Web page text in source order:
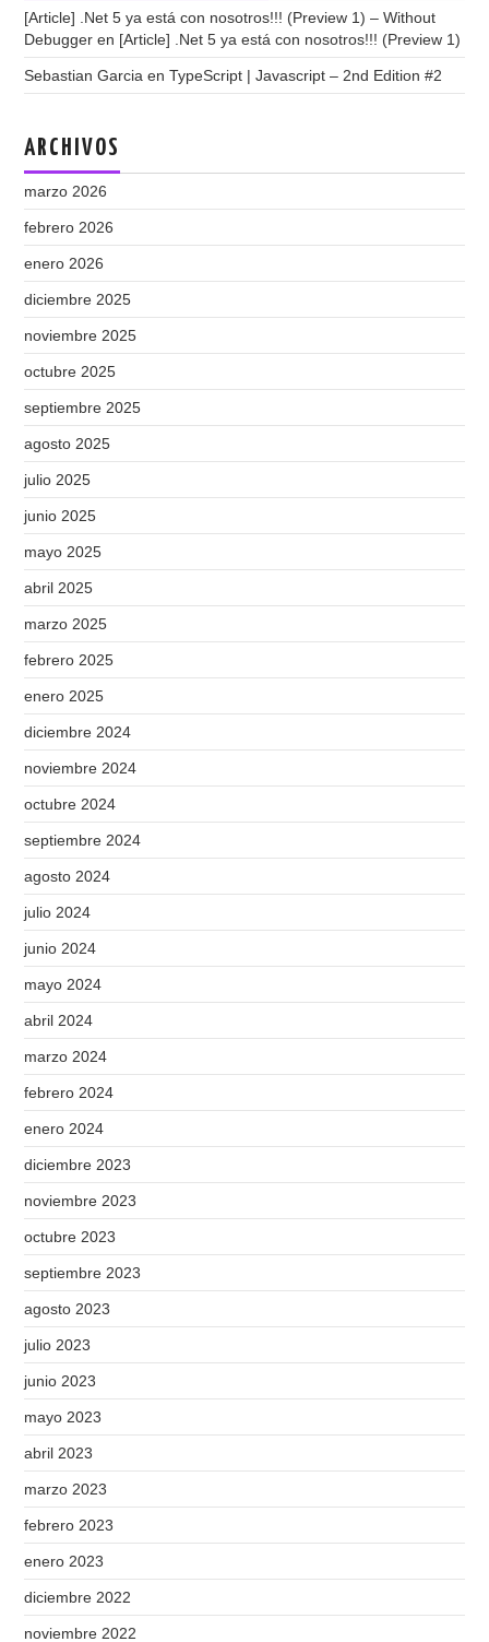
[Article] .Net 5 ya está con nosotros!!! (Preview 1) – Without
Debugger en [Article] .Net 5 ya está con nosotros!!! (Preview 1)
Sebastian Garcia enTypeScript | Javascript – 2nd Edition #2
ARCHIVOS
marzo 2026
febrero 2026
enero 2026
diciembre 2025
noviembre 2025
octubre 2025
septiembre 2025
agosto 2025
julio 2025
junio 2025
mayo 2025
abril 2025
marzo 2025
febrero 2025
enero 2025
diciembre 2024
noviembre 2024
octubre 2024
septiembre 2024
agosto 2024
julio 2024
junio 2024
mayo 2024
abril 2024
marzo 2024
febrero 2024
enero 2024
diciembre 2023
noviembre 2023
octubre 2023
septiembre 2023
agosto 2023
julio 2023
junio 2023
mayo 2023
abril 2023
marzo 2023
febrero 2023
enero 2023
diciembre 2022
noviembre 2022